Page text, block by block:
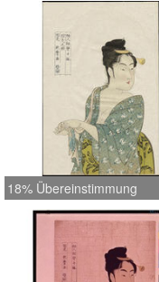
18% Übereinstimmung